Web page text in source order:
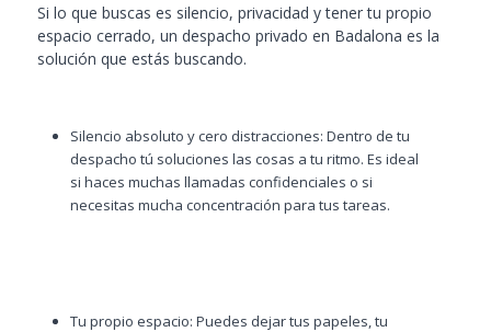
Si lo que buscas es silencio, privacidad y tener tu propio
espacio cerrado, un despacho privado en Badalona es la
solución que estás buscando.
Silencio absoluto y cero distracciones: Dentro de tu
despacho tú soluciones las cosas a tu ritmo. Es ideal
si haces muchas llamadas confidenciales o si
necesitas mucha concentración para tus tareas.
Tu propio espacio: Puedes dejar tus papeles, tu